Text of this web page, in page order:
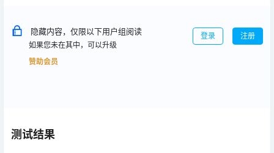
隐藏内容，仅限以下用户组阅读
如果您未在其中，可以升级
赞助会员
登录 注册
测试结果